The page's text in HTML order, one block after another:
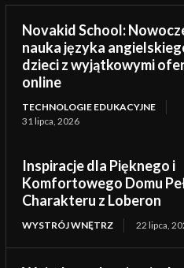
Novakid School:
nauka języka
dzieci z wyjątkowymi
online
TECHNOLOGIE EDUKACYJNE
31 lipca, 2026
Inspiracje dla Pięknego i
Komfortowego Domu
Charakteru z Loberon
WYSTRÓJ WNĘTRZ 22 lipca,